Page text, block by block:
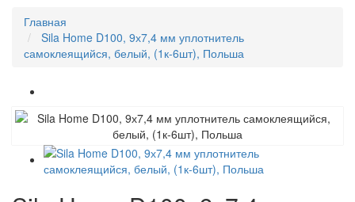
Главная
Sila Home D100, 9х7,4 мм уплотнитель
самоклеящийся, белый, (1к-6шт), Польша